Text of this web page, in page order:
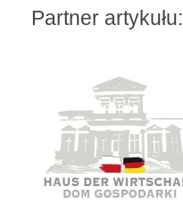
Partner artykułu: